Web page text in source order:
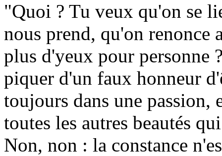
"Quoi ? Tu veux qu'on se
nous prend, qu'on
plus d'yeux pour personne
piquer d'un faux honneur
toujours dans une passion,
toutes les autres beautés
Non, non : la constance